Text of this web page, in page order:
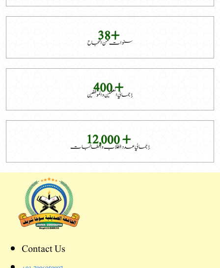
38+
سنوات من النجاح
400+
إجمالي المعلمين والموظفين
12,000+
إجمالي عدد الطلاب والطالبات
Contact Us